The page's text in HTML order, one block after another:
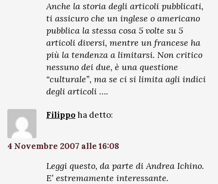
Anche la storia degli articoli pubblicati,
ti assicuro che un inglese o americano
pubblica la stessa cosa 5 volte su 5
articoli diversi, mentre un francese ha
più la tendenza a limitarsi. Non critico
nessuno dei due, è una questione
“culturale”, ma se ci si limita agli indici
degli articoli ….
Filippoha detto:
4 Novembre 2007 alle 16:08
Leggi questo, da parte di Andrea Ichino.
E’ estremamente interessante.